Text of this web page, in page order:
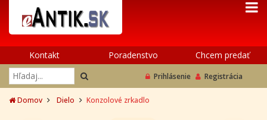
Kontakt Poradenstvo Chcem predať
Prihlásenie Registrácia
Domov Dielo Konzolové zrkadlo